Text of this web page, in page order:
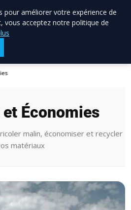
Économies
malin, économiser et recycler
matériaux
pour améliorer votre expérience de
vous acceptez notre politique de